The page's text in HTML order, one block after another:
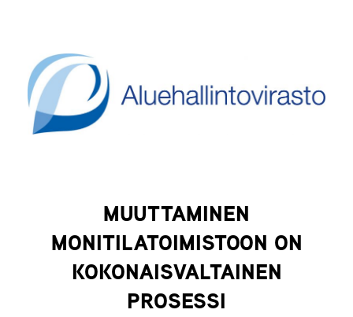
MUUTTAMINEN
MONITILATOIMISTOON ON
KOKONAISVALTAINEN
PROSESSI